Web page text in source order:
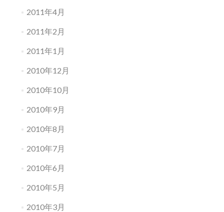
2011年4月
2011年2月
2011年1月
2010年12月
2010年10月
2010年9月
2010年8月
2010年7月
2010年6月
2010年5月
2010年3月